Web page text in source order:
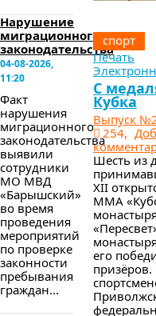
Нарушение
миграционного
законодательства
04-08-2026,
11:20
Факт
нарушения
миграционного
законодательства
выявили
сотрудники
МО МВД
«Барышский»
во время
проведения
мероприятий
по проверке
законности
пребывания
граждан...
спорт
Печать
С
Кубка
Выпуск
254,
Шесть из
XII
ММА
его